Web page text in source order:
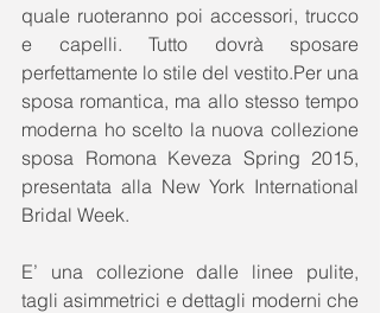
quale ruoteranno poi accessori, trucco
e capelli. Tutto dovrà sposare
perfettamente lo stile del vestito.Per una
sposa romantica, ma allo stesso tempo
moderna ho scelto la nuova collezione
sposa Romona Keveza Spring 2015,
presentata alla New York International
Bridal Week.
E’ una collezione dalle linee pulite,
tagli asimmetrici e dettagli moderni che